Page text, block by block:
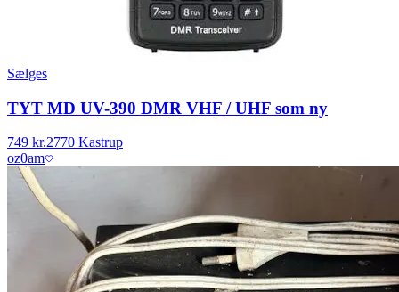
Sælges
TYT MD UV-390 DMR VHF / UHF som ny
749 kr.2770 Kastrup
oz0am